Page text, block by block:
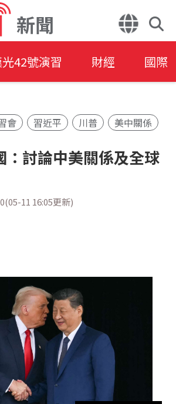
新聞
42號演習 財經 國際
會 習近平 川普 美中關係
：討論中美關係及全球
11 16:05更新)